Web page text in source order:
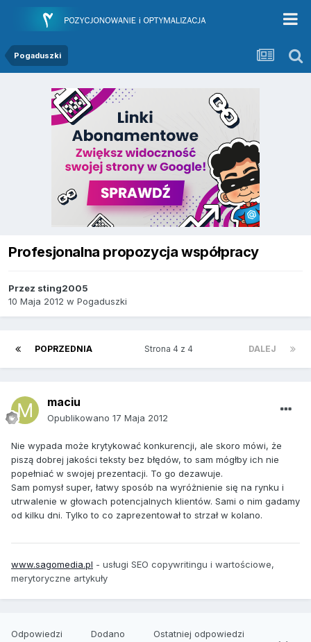
Pogaduszki
Profesjonalna propozycja współpracy
Przez sting2005
10 Maja 2012 w Pogaduszki
POPRZEDNIA DALEJ
Strona 4 z 4
maciu
Opublikowano 17 Maja 2012
Nie wypada może krytykować konkurencji, ale skoro mówi, że
piszą dobrej jakości teksty bez błędów, to sam mógłby ich nie
popełniać w swojej prezentacji. To go dezawuje.
Sam pomysł super, łatwy sposób na wyróżnienie się na rynku i
utrwalenie w głowach potencjalnych klientów. Sami o nim gadamy
od kilku dni. Tylko to co zaprezentował to strzał w kolano.
www.sagomedia.pl - usługi SEO copywritingu i wartościowe,
merytoryczne artykuły
Odpowiedzi Dodano Ostatniej odpowiedzi